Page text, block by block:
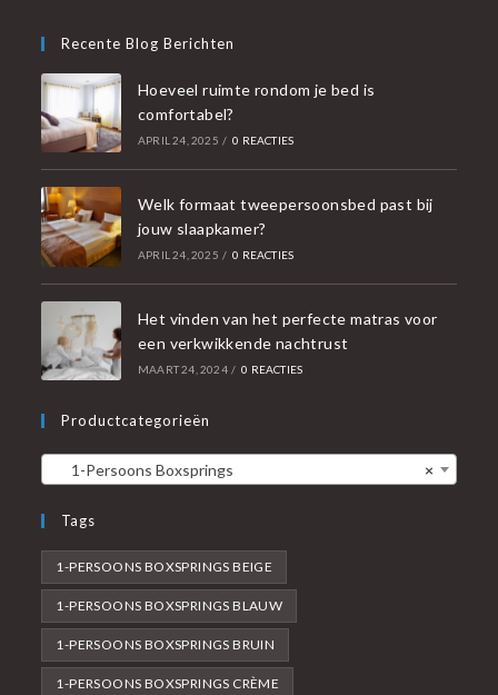
Recente Blog Berichten
Hoeveel ruimte rondom je bed is
comfortabel?
APRIL 24, 2025 / 0 REACTIES
Welk formaat tweepersoonsbed past bij
jouw slaapkamer?
APRIL 24, 2025 / 0 REACTIES
Het vinden van het perfecte matras voor
een verkwikkende nachtrust
MAART 24, 2024 / 0 REACTIES
Productcategorieën
×
1-Persoons Boxsprings
Tags
1-PERSOONS BOXSPRINGS BEIGE
1-PERSOONS BOXSPRINGS BLAUW
1-PERSOONS BOXSPRINGS BRUIN
1-PERSOONS BOXSPRINGS CRÈME